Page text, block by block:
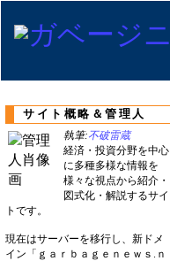
サイト概略＆管理人
執筆:不破雷蔵
経済・投資分野を中心
に多種多様な情報を
様々な視点から紹介・
図式化・解説するサイ
トです。
現在はサーバーを移行し、新ドメ
イン「ｇａｒｂａｇｅｎｅｗｓ.ｎ